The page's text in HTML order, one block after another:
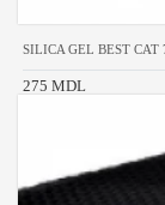
SILICA GEL BEST
275 MDL